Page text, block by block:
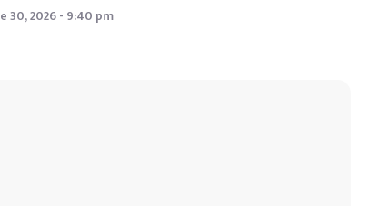
30, 2026 - 9:40 pm